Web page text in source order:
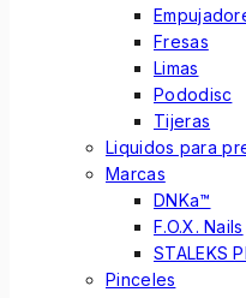
Fresas
Limas
Pododisc
Tijeras
Liquidos para
Marcas
DNKa™
F.O.X. Nails
STALEKS
Pinceles